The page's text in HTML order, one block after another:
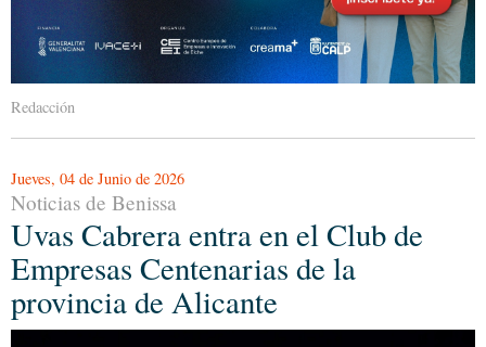
Redacción
Jueves, 04 de Junio de 2026
Noticias de Benissa
Uvas Cabrera entra en el Club de
Empresas Centenarias de la
provincia de Alicante